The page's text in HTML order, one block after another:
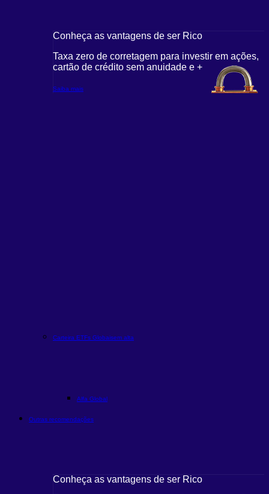
Conheça as vantagens de ser Rico
Taxa zero de corretagem para investir em ações,
cartão de crédito sem anuidade e +
Saiba mais
Carteira ETFs Globaisem alta
Alfa Global
Outras recomendações
Conheça as vantagens de ser Rico